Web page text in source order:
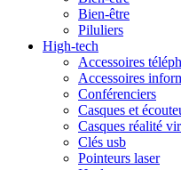
Bien-être
Piluliers
High-tech
Accessoires
Accessoires
Conférenciers
Casques et
Casques réalité
Clés usb
Pointeurs laser